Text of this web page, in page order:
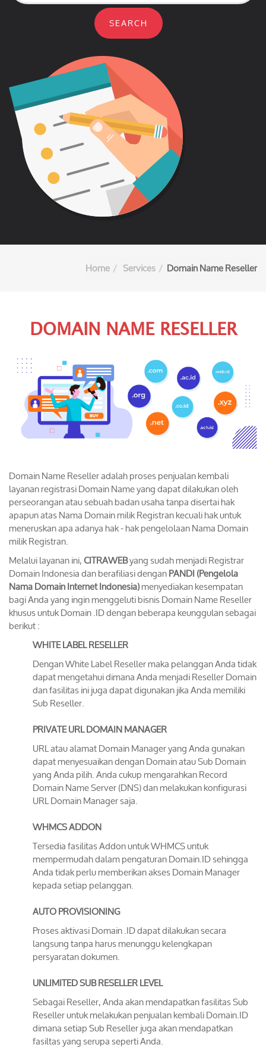
Home Services Domain Name Reseller
DOMAIN NAME RESELLER
Domain Name Reseller adalah proses penjualan kembali
layanan registrasi Domain Name yang dapat dilakukan oleh
perseorangan atau sebuah badan usaha tanpa disertai hak
apapun atas Nama Domain milik Registran kecuali hak untuk
meneruskan apa adanya hak - hak pengelolaan Nama Domain
milik Registran.
Melalui layanan ini,CITRAWEByang sudah menjadi Registrar
Domain Indonesia dan berafiliasi denganPANDI (Pengelola
Nama Domain Internet Indonesia)menyediakan kesempatan
bagi Anda yang ingin menggeluti bisnis Domain Name Reseller
khusus untuk Domain .ID dengan beberapa keunggulan sebagai
berikut :
WHITE LABEL RESELLER
Dengan White Label Reseller maka pelanggan Anda tidak
dapat mengetahui dimana Anda menjadi Reseller Domain
dan fasilitas ini juga dapat digunakan jika Anda memiliki
Sub Reseller.
PRIVATE URL DOMAIN MANAGER
URL atau alamat Domain Manager yang Anda gunakan
dapat menyesuaikan dengan Domain atau Sub Domain
yang Anda pilih. Anda cukup mengarahkan Record
Domain Name Server (DNS) dan melakukan konfigurasi
URL Domain Manager saja.
WHMCS ADDON
Tersedia fasilitas Addon untuk WHMCS untuk
mempermudah dalam pengaturan Domain.ID sehingga
Anda tidak perlu memberikan akses Domain Manager
kepada setiap pelanggan.
AUTO PROVISIONING
Proses aktivasi Domain .ID dapat dilakukan secara
langsung tanpa harus menunggu kelengkapan
persyaratan dokumen.
UNLIMITED SUB RESELLER LEVEL
Sebagai Reseller, Anda akan mendapatkan fasilitas Sub
Reseller untuk melakukan penjualan kembali Domain.ID
dimana setiap Sub Reseller juga akan mendapatkan
fasiltas yang serupa seperti Anda.